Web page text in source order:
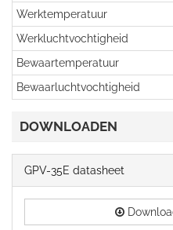
Werktemperatuur
Werkluchtvochtigheid
Bewaartemperatuur
Bewaarluchtvochtigheid
DOWNLOADEN
GPV-35E datasheet